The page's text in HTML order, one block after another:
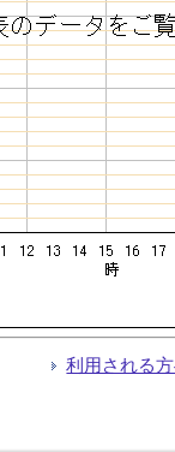
利用される